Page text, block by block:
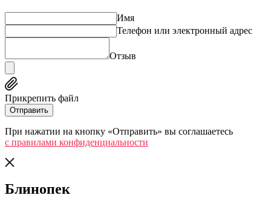
Имя
Телефон или электронный адрес
Отзыв
Прикрепить файл
Отправить
При нажатии на кнопку «Отправить» вы соглашаетесь
c правилами конфиденциальности
Блинопек